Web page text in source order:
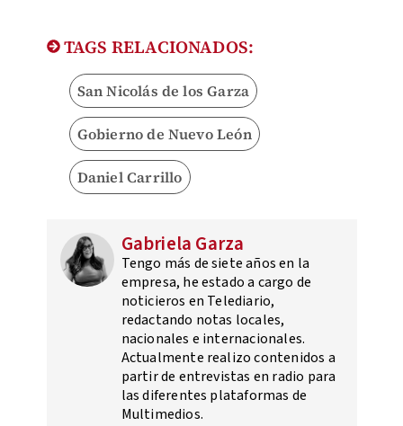
TAGS RELACIONADOS:
San Nicolás de los Garza
Gobierno de Nuevo León
Daniel Carrillo
Gabriela Garza
Tengo más de siete años en la
empresa, he estado a cargo de
noticieros en Telediario,
redactando notas locales,
nacionales e internacionales.
Actualmente realizo contenidos a
partir de entrevistas en radio para
las diferentes plataformas de
Multimedios.